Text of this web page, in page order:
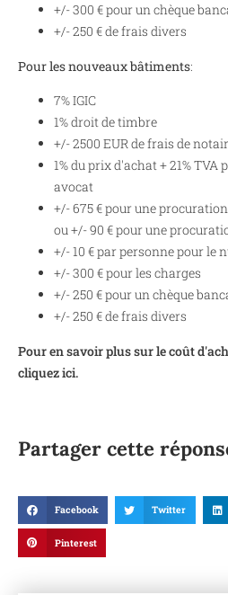
+/- 300 € pour un chèque
+/- 250 € de frais divers
Pour les nouveaux bâtiments:
7% IGIC
1% droit de timbre
+/- 2500 EUR de frais de
1% du prix d'achat + 21%
avocat
+/- 675 € pour une
ou +/- 90 € pour une
+/- 10 € par personne pour le
+/- 300 € pour les charges
+/- 250 € pour un chèque
+/- 250 € de frais divers
Pour en savoir plus sur le coût
cliquez ici.
Partager cette
Facebook Twitter
Pinterest